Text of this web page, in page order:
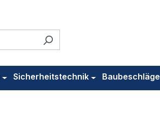
Sicherheitstechnik Baubeschläge